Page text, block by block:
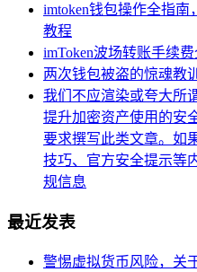
imtoken钱包操作全指
教程
imToken波场转账手续
两次钱包被盗的惊魂教
我们不应渲染或夸大所
提升加密资产使用的安
要求撰写此类文章。如
技巧、官方安全提示等
规信息
最近发表
警惕虚拟货币风险，关